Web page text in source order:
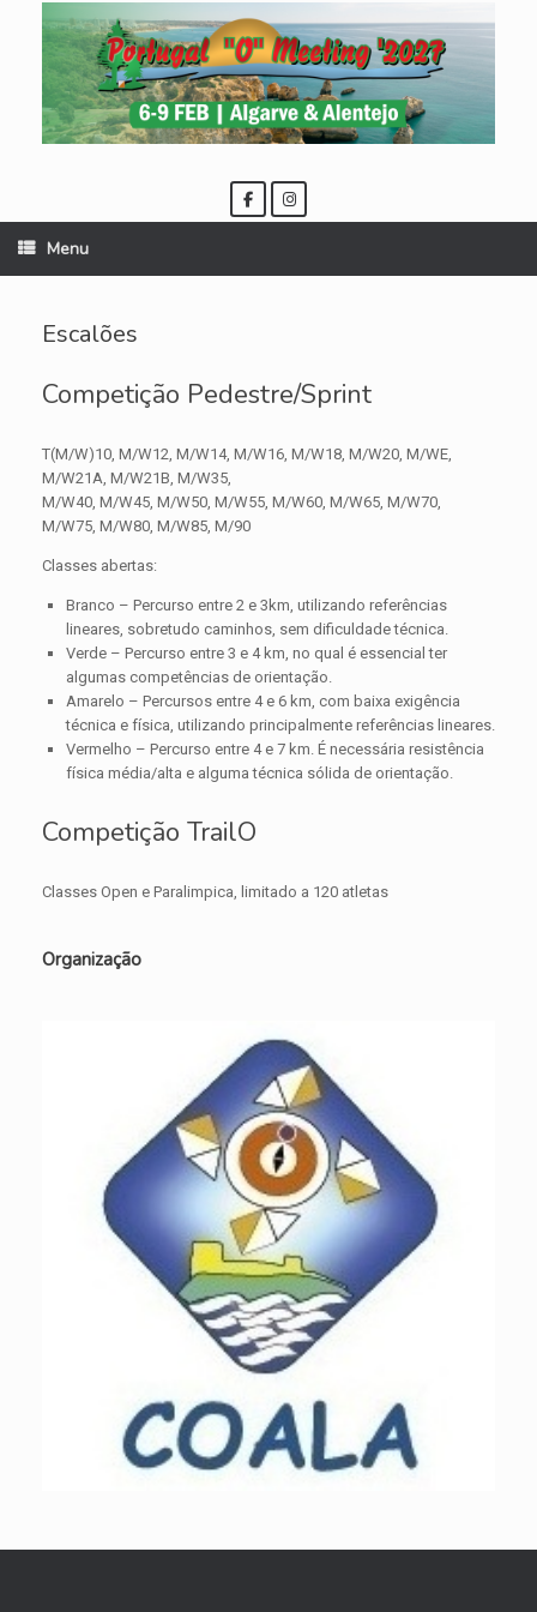
Menu
Escalões
Competição Pedestre/Sprint
T(M/W)10, M/W12, M/W14, M/W16, M/W18, M/W20, M/WE,
M/W21A, M/W21B, M/W35,
M/W40, M/W45, M/W50, M/W55, M/W60, M/W65, M/W70,
M/W75, M/W80, M/W85, M/90
Classes abertas:
Branco – Percurso entre 2 e 3km, utilizando referências
lineares, sobretudo caminhos, sem dificuldade técnica.
Verde – Percurso entre 3 e 4 km, no qual é essencial ter
algumas competências de orientação.
Amarelo – Percursos entre 4 e 6 km, com baixa exigência
técnica e física, utilizando principalmente referências lineares.
Vermelho – Percurso entre 4 e 7 km. É necessária resistência
física média/alta e alguma técnica sólida de orientação.
Competição TrailO
Classes Open e Paralimpica, limitado a 120 atletas
Organização